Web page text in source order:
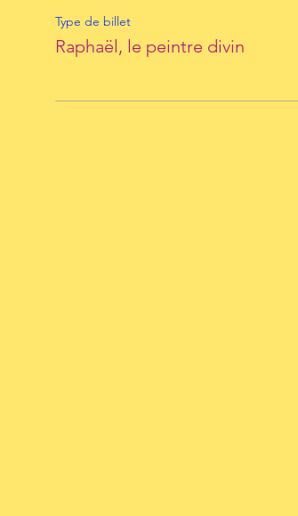
Type de billet
Raphaël, le peintre divin